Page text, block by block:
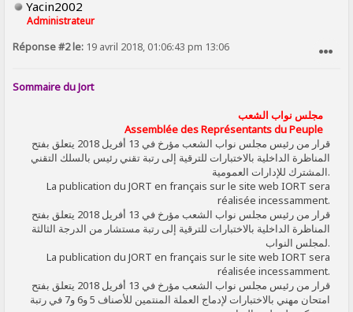
Yacin2002
Administrateur
Réponse #2 le: 19 avril 2018, 01:06:43 pm 13:06
Sommaire du Jort
مجلس نواب الشعب
Assemblée des Représentants du Peuple
المناظرة الداخلية بالاختبارات للترقية إلى رتبة تقني رئيس بالسلك التقني
المشترك للإدارات العمومية.
La publication du JORT en français sur le site web IORT sera
réalisée incessamment.
المناظرة الداخلية بالاختبارات للترقية إلى رتبة مستشار من الدرجة الثالثة
لمجلس النواب.
La publication du JORT en français sur le site web IORT sera
réalisée incessamment.
امتحان مهني بالاختبارات لإدماج العملة المنتمين للأصناف 5 و6 و7 في رتبة